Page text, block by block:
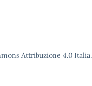
Attribuzione 4.0 Italia.